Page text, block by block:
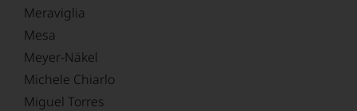
Meraviglia
Mesa
Meyer-Näkel
Michele Chiarlo
Miguel Torres